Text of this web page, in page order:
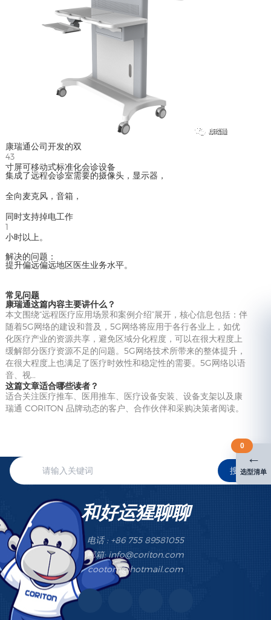
康瑞通公司开发的双
43
寸屏可移动式标准化会诊设备
集成了远程会诊室需要的摄像头，显示器，
全向麦克风，音箱，
同时支持掉电工作
1
小时以上。
解决的问题：
提升偏远偏远地区医生业务水平。
常见问题
康瑞通这篇内容主要讲什么？
本文围绕“远程医疗应用场景和案例介绍”展开，核心信息包括：伴
随着5G网络的建设和普及，5G网络将应用于各行各业上，如优
化医疗产业的资源共享，避免区域分化程度，可以在很大程度上
缓解部分医疗资源不足的问题。5G网络技术所带来的整体提升，
在很大程度上也满足了医疗时效性和稳定性的需要。5G网络以语
音、视…
这篇文章适合哪些读者？
适合关注医疗推车、医用推车、医疗设备安装、设备支架以及康
瑞通 CORITON 品牌动态的客户、合作伙伴和采购决策者阅读。
搜索
和好运猩聊聊
电话 : +86 755 89581055
邮箱: info@coriton.com
cootom@hotmail.com
←
选型清单
0